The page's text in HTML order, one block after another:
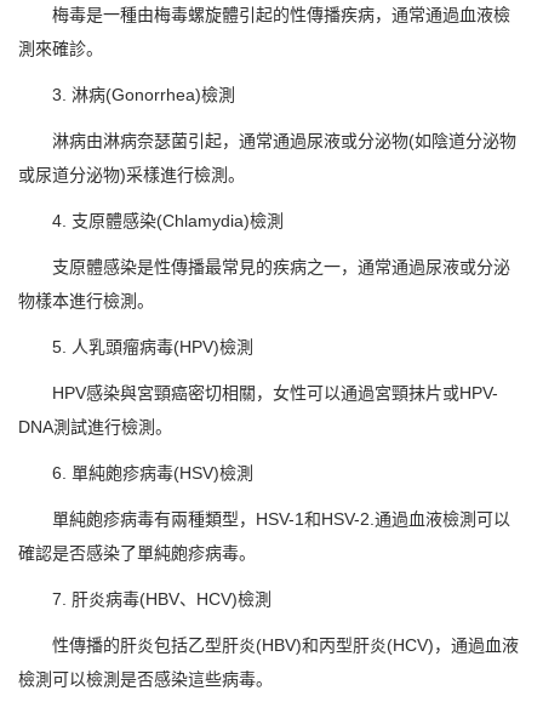
梅毒是一種由梅毒螺旋體引起的性傳播疾病，通常通過血液檢
測來確診。
3. 淋病(Gonorrhea)檢測
淋病由淋病奈瑟菌引起，通常通過尿液或分泌物(如陰道分泌物
或尿道分泌物)采樣進行檢測。
4. 支原體感染(Chlamydia)檢測
支原體感染是性傳播最常見的疾病之一，通常通過尿液或分泌
物樣本進行檢測。
5. 人乳頭瘤病毒(HPV)檢測
HPV感染與宮頸癌密切相關，女性可以通過宮頸抹片或HPV-
DNA測試進行檢測。
6. 單純皰疹病毒(HSV)檢測
單純皰疹病毒有兩種類型，HSV-1和HSV-2.通過血液檢測可以
確認是否感染了單純皰疹病毒。
7. 肝炎病毒(HBV、HCV)檢測
性傳播的肝炎包括乙型肝炎(HBV)和丙型肝炎(HCV)，通過血液
檢測可以檢測是否感染這些病毒。